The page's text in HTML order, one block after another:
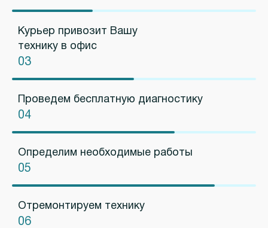
Курьер привозит Вашу
технику в офис
03
Проведем бесплатную диагностику
04
Определим необходимые работы
05
Отремонтируем технику
06